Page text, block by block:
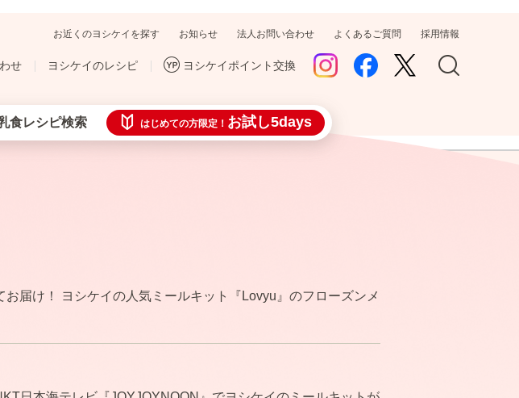
お近くのヨシケイを探す お知らせ 法人お問い合わせ よくあるご質問 採用情報
せ ヨシケイのレシピ ヨシケイポイント交換
食レシピ検索 はじめての方限定！ お試し5days
お届け！ ヨシケイの人気ミールキット『Lovyu』のフローズンメ